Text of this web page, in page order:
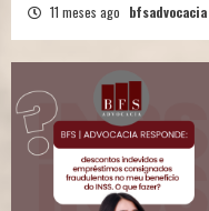
11 meses ago bfsadvocacia